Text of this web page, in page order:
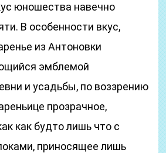
юношества навечно
В особенности вкус,
из Антоновки
эмблемой
и усадьбы, по воззрению
прозрачное,
как будто лишь что с
приносящее лишь